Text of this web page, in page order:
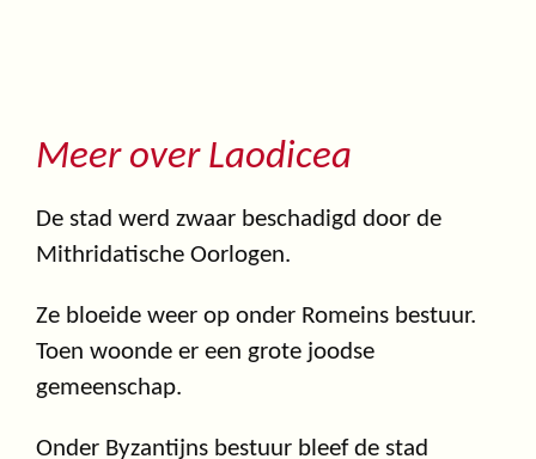
Meer over Laodicea
De stad werd zwaar beschadigd door de
Mithridatische Oorlogen.
Ze bloeide weer op onder Romeins bestuur.
Toen woonde er een grote joodse
gemeenschap.
Onder Byzantijns bestuur bleef de stad